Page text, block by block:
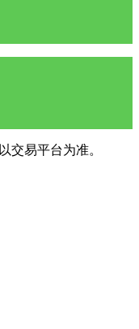
交易平台为准。